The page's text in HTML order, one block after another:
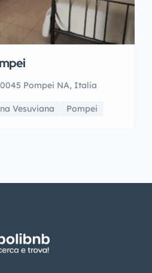
Pompei NA, Italia
Vesuviana Pompei